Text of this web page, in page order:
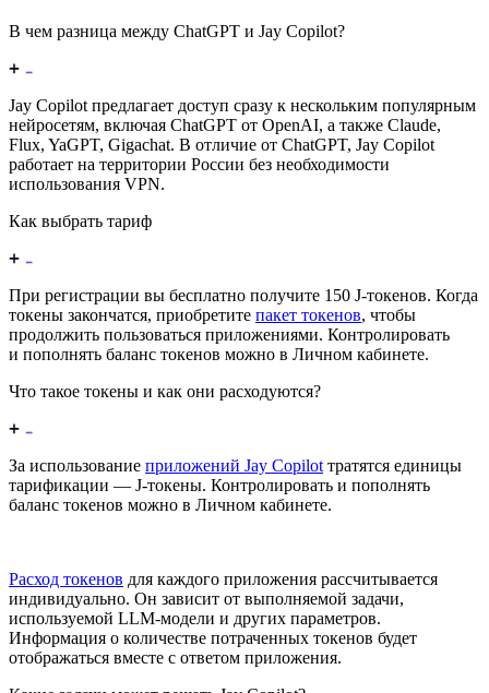
В чем разница между ChatGPT и Jay Copilot?
Jay Copilot предлагает доступ сразу к нескольким популярным
нейросетям, включая ChatGPT от OpenAI, а также Claude,
Flux, YaGPT, Gigachat. В отличие от ChatGPT, Jay Copilot
работает на территории России без необходимости
использования VPN.
Как выбрать тариф
При регистрации вы бесплатно получите 150 J‑токенов. Когда
токены закончатся, приобретите пакет токенов, чтобы
продолжить пользоваться приложениями. Контролировать
и пополнять баланс токенов можно в Личном кабинете.
Что такое токены и как они расходуются?
За использование приложений Jay Copilot тратятся единицы
тарификации — J‑токены. Контролировать и пополнять
баланс токенов можно в Личном кабинете.
Расход токенов для каждого приложения рассчитывается
индивидуально. Он зависит от выполняемой задачи,
используемой LLM-модели и других параметров.
Информация о количестве потраченных токенов будет
отображаться вместе с ответом приложения.